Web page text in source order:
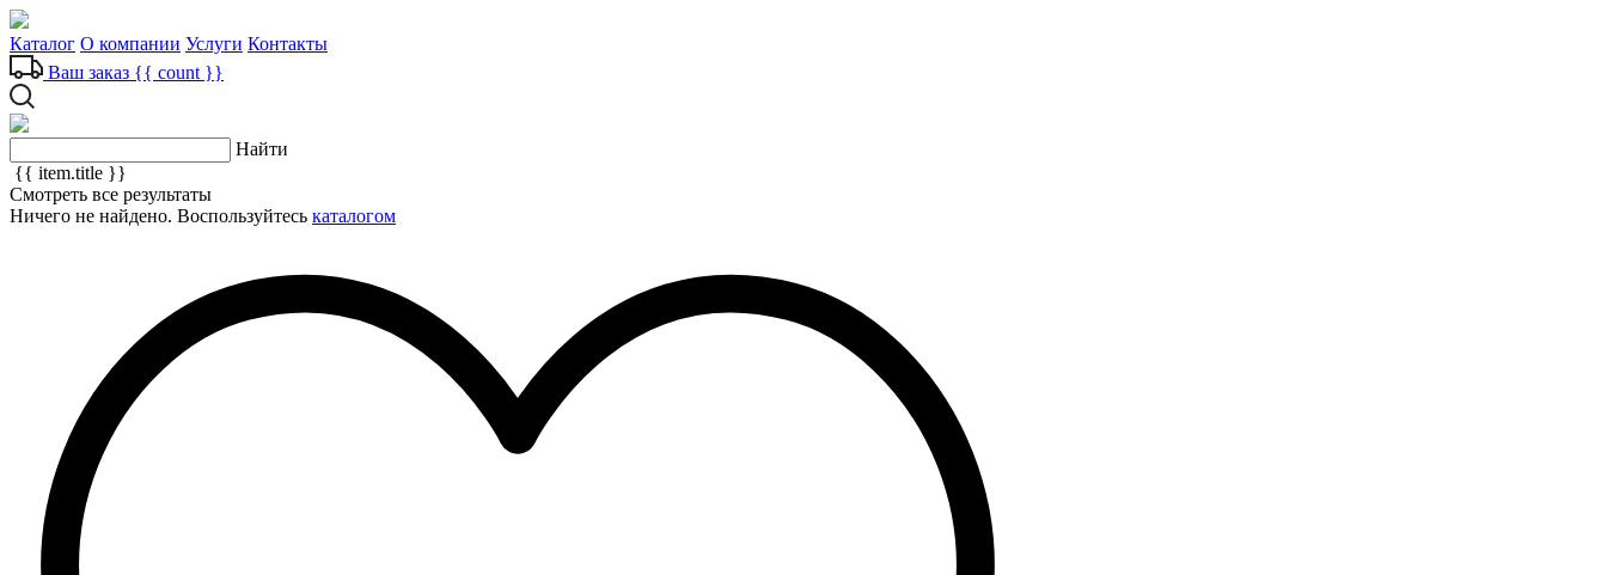
Каталог О компании Услуги Контакты
Ваш заказ {{ count }}
Найти
{{ item.title }}
Смотреть все результаты
Ничего не найдено. Воспользуйтесь каталогом